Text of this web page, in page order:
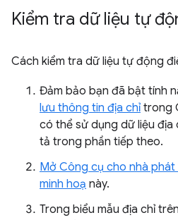
Kiểm tra dữ liệu tự
Cách kiểm tra dữ liệu tự động
Đảm bảo bạn đã bật tính
lưu thông tin địa chỉ trong
có thể sử dụng dữ liệu địa
tả trong phần tiếp theo.
Mở Công cụ cho nhà phát
minh hoạ này.
Trong biểu mẫu địa chỉ